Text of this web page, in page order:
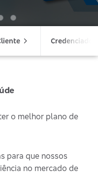
Credenciado
o melhor plano de
para que nossos
no mercado de